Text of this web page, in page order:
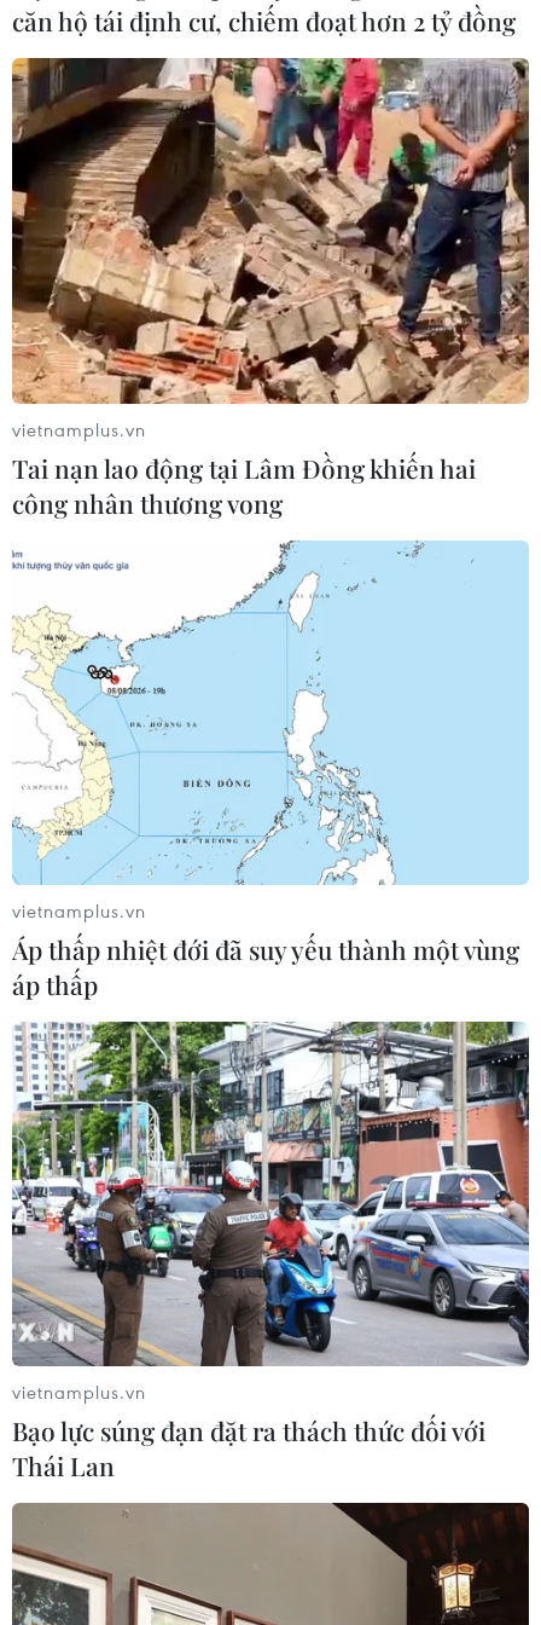
khoa học
05/08/2026 23:43
Thái Lan: Lạm phát hạ nhiệt nhưng
tiếp tục chịu sức ép từ giá năng
lượng
05/08/2026 22:59
Việt Nam-Lào đẩy mạnh hợp tác toàn
diện về quốc phòng
05/08/2026 14:58
Thường trực Ban Bí thư Trần Cẩm Tú
tiếp Đại sứ Singapore Rajpal Singh
05/08/2026 14:54
Thủ tướng Lê Minh Hưng tiếp Bộ
trưởng Quốc phòng Malaysia
05/08/2026 11:31
Xem thêm
CƠ QUAN CHỦ QUẢN: THÔNG TẤN XÃ VIỆT NAM
Tổng Biên tập: TRẦN TIẾN DUẨN
Phó Tổng Biên tập: NGUYỄN THỊ TÁM, KHÚC THANH
THỦY
Sở hữu trí tuệ
Quy định sử dụng
RSS
Hỗ trợ
Ngôn ngữ
TTXVN
Dịch vụ tin
Quảng cáo
Liên hệ
Giấy phép số: 1374/GP-BTTTT do Bộ Thông tin và Truyền thông
cấp ngày 11/9/2008.
Quảng cáo: Phó TBT Nguyễn Thị Tám: 093.5958688, Email:
tamvna@gmail.com
căn hộ tái định cư, chiếm đoạt hơn 2 tỷ đồng
vietnamplus.vn
Tai nạn lao động tại Lâm Đồng khiến hai
công nhân thương vong
vietnamplus.vn
Áp thấp nhiệt đới đã suy yếu thành một vùng
áp thấp
vietnamplus.vn
Bạo lực súng đạn đặt ra thách thức đối với
Thái Lan